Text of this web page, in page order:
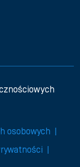
osobowych